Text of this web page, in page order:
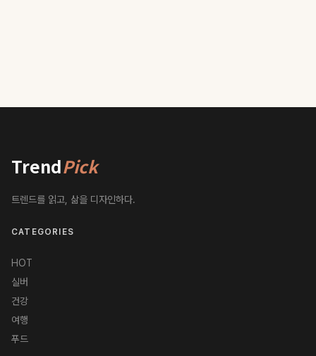
TrendPick
트렌드를 읽고, 삶을 디자인하다.
CATEGORIES
HOT
실버
건강
여행
푸드